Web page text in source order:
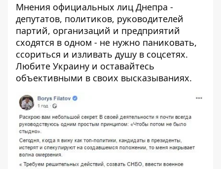
Мнения официальных лиц Днепра -
депутатов, политиков, руководителей
партий, организаций и предприятий
сходятся в одном - не нужно паниковать,
ссориться и изливать душу в соцсетях.
Любите Украину и оставайтесь
объективными в своих высказываниях.